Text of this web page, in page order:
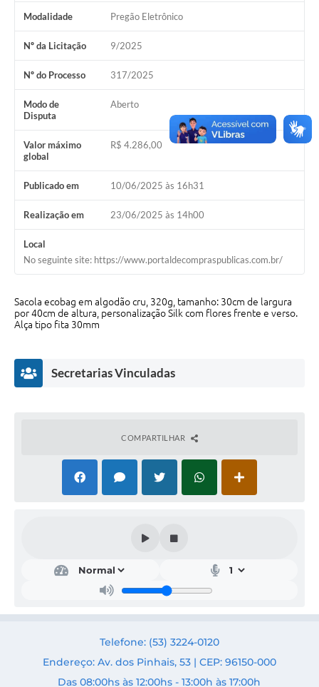
Transparência
Agenda
Acesso Rápido
Editais
Carta de Serviços
Arquivos para Download
Galeria de Vídeos
Projetos
Links
Telefones Úteis
SIC
Modalidade Pregão Eletrônico
Nº da Licitação 9/2025
Nº do Processo 317/2025
Modo de
Disputa
Aberto
Valor máximo
global
R$ 4.286,00
Publicado em 10/06/2025 às 16h31
Realização em 23/06/2025 às 14h00
Local
No seguinte site: https://www.portaldecompraspublicas.com.br/
Sacola ecobag em algodão cru, 320g, tamanho: 30cm de largura
por 40cm de altura, personalização Silk com flores frente e verso.
Alça tipo fita 30mm
Secretarias Vinculadas
env
smo
Secr
COMPARTILHAR
Telefone: (53) 3224-0120
Endereço: Av. dos Pinhais, 53 | CEP: 96150-000
Das 08:00hs às 12:00hs - 13:00h às 17:00h